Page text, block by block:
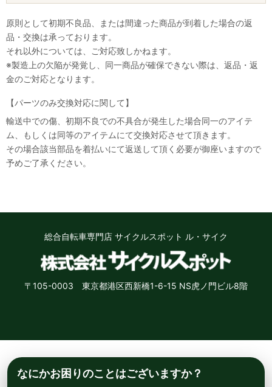
原則として初期不良品、または間違った商品が到着した場合の返
品・交換は承っております。
それ以外については、ご対応致しかねます。
※製造上の欠陥が発覚し、同一商品が確保できない際は、返品・返
金のご対応となります。
【パーツのみ交換対応に関して】
輸送中での傷、初期不良での不具合が発生した場合同一のアイテ
ム、もしくは同等のアイテムにて交換対応させて頂きます。
その場合該当部品を着払いにて返送して頂く必要が御座いますので
予めご了承ください。
総合自転車専門店 サイクルスポット ル・サイク
〒105-0003 東京都港区西新橋1-6-15 NS虎ノ門ビル8階
なにかお困りのことはございますか？